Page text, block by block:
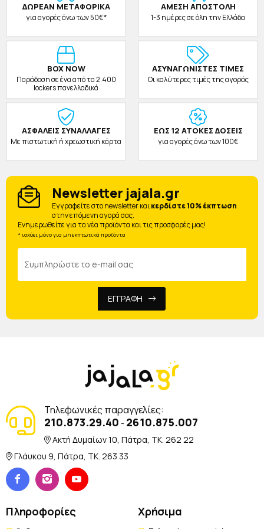
ΔΩΡΕAΝ ΜΕΤΑΦΟΡΙΚΑ
για αγορές άνω των 50€*
ΑΜΕΣΗ ΑΠΟΣΤΟΛΗ
1-3 ημέρες σε όλη την Ελλάδα
BOX NOW
Παράδοση σε ένα από τα 2.400
lockers πανελλαδικά
ΑΣΥΝΑΓΩΝΙΣΤΕΣ ΤΙΜΕΣ
Οι καλύτερες τιμές της αγοράς
ΑΣΦΑΛΕΙΣ ΣΥΝΑΛΛΑΓΕΣ
Με πιστωτική ή χρεωστική κάρτα
ΕΩΣ 12 ΑΤΟΚΕΣ ΔΟΣΕΙΣ
για αγορές άνω των 100€
Newsletter jajala.gr
Eγγραφείτε στο newsletter καικερδίστε 10% έκπτωση
στην επόμενη αγορά σας.
Ενημερωθείτε για τα νέα προϊόντα και τις προσφορές μας!
* ισχύει μόνο για μη εκπτωτικά προϊόντα
ΕΓΓΡΑΦΗ
Τηλεφωνικές παραγγελίες:
210.873.29.40 - 2610.875.007
Ακτή Δυμαίων 10, Πάτρα, TK. 262 22
Γλάυκου 9, Πάτρα, TK. 263 33
Πληροφορίες Χρήσιμα